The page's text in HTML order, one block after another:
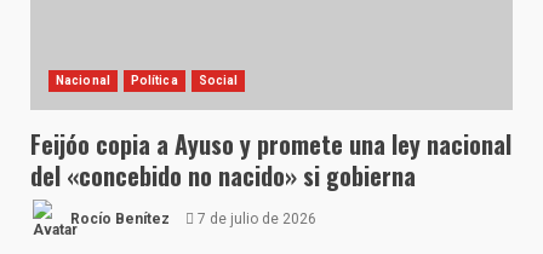
Nacional Política Social
Feijóo copia a Ayuso y promete una ley nacional
del «concebido no nacido» si gobierna
Rocío Benítez 7 de julio de 2026